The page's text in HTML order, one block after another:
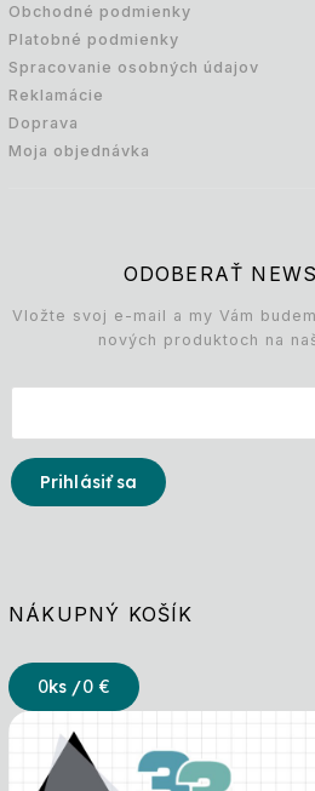
Obchodné podmienky
Platobné podmienky
Spracovanie osobných údajov
Reklamácie
Doprava
Moja objednávka
ODOBERAŤ
Vložte svoj e-mail a my Vám
nových produktoch na
Prihlásiť sa
NÁKUPNÝ KOŠÍK
0ks /0 €